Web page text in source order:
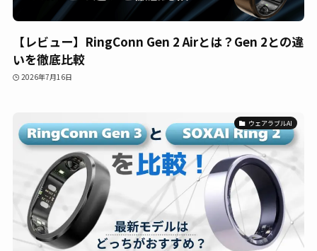
【レビュー】RingConn Gen 2 Airとは？Gen 2との違
いを徹底比較
2026年7月16日
ウェアラブルAI